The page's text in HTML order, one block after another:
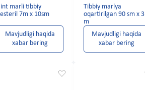
marli tibbiy
7m x 10sm
Mavjudligi haqida
xabar bering
Tibbiy marlya
oqartirilgan 90 sm x 3
m
Mavjudligi haqida
xabar bering